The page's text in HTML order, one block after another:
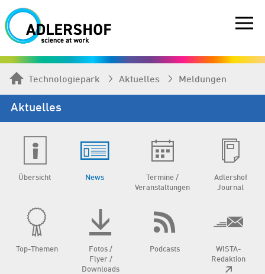
Technologiepark Aktuelles Meldungen
Aktuelles
Übersicht News
Termine /
Veranstaltungen
Adlershof
Journal
Top-Themen
Fotos /
Flyer /
Downloads
Podcasts
WISTA-
Redaktion